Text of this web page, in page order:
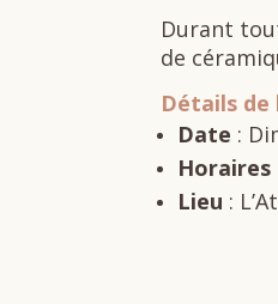
Durant
de
Détails de
Date :
Horaires
Lieu :